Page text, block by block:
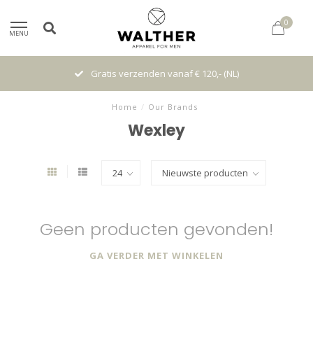
MENU
0
Gratis verzenden vanaf € 120,- (NL)
Home / Our Brands
Wexley
Geen producten gevonden!
GA VERDER MET WINKELEN